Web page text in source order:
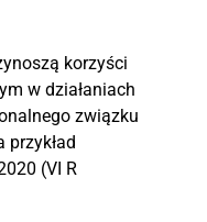
korzyści
w działaniach
związku
(VI R